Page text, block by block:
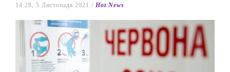
14:28, 5 Листопада 2021 / Hot News